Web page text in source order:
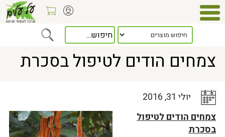
כלל המאמרים> צמחים הודים לטיפול בסכרת
צמחים הודים לטיפול בסכרת
יולי 31, 2016
צמחים הודים לטיפול
בסכרת